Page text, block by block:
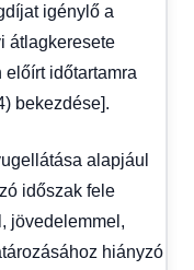
igénylő a
átlagkeresete
időtartamra
bekezdése].
alapjául
időszak fele
jövedelemmel,
hiányzó